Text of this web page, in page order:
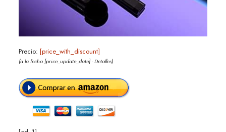
Precio: [price_with_discount]
(a la fecha [price_update_date] -Detalles)